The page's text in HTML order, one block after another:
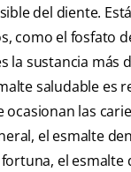
del diente.
como el fosfato
la sustancia más
saludable es
ocasionan las
el esmalte
el esmalte